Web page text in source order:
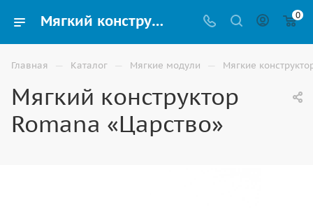
Мягкий конструктор Romana «Царство» для детей купить в Ростове-на-Дону 0
Главная — Каталог — Мягкие модули — Мягкие
Мягкий конструктор
Romana «Царство»